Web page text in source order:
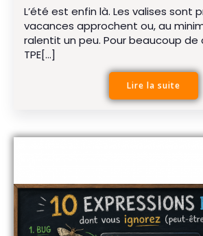
L’été est enfin là. Les valises sont
vacances approchent ou, au
ralentit un peu. Pour beaucoup de
TPE[…]
Lire la suite